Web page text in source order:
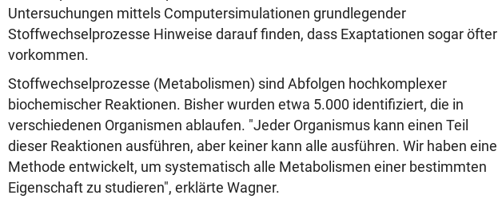
Untersuchungen mittels Computersimulationen grundlegender
Stoffwechselprozesse Hinweise darauf finden, dass Exaptationen sogar öfter
vorkommen.
Stoffwechselprozesse (Metabolismen) sind Abfolgen hochkomplexer
biochemischer Reaktionen. Bisher wurden etwa 5.000 identifiziert, die in
verschiedenen Organismen ablaufen. "Jeder Organismus kann einen Teil
dieser Reaktionen ausführen, aber keiner kann alle ausführen. Wir haben eine
Methode entwickelt, um systematisch alle Metabolismen einer bestimmten
Eigenschaft zu studieren", erklärte Wagner.